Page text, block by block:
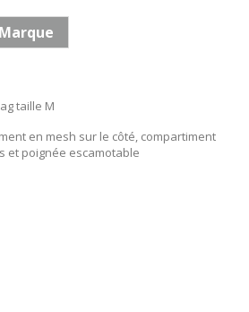
Marque
taille M
en mesh sur le côté, compartiment
et poignée escamotable
23,00 €
40,00 €